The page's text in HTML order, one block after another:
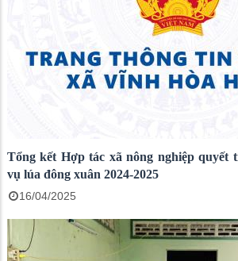
Tổng kết Hợp tác xã nông nghiệp quyết
vụ lúa đông xuân 2024-2025
16/04/2025